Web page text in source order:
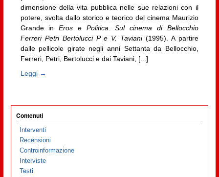
dimensione della vita pubblica nelle sue relazioni con il
potere, svolta dallo storico e teorico del cinema Maurizio
Grande in Eros e Politica.Sul cinema di Bellocchio
Ferreri Petri Bertolucci P e V. Taviani(1995). A partire
dalle pellicole girate negli anni Settanta da Bellocchio,
Ferreri, Petri, Bertolucci e dai Taviani, [...]
Leggi →
Contenuti
Interventi
Recensioni
Controinformazione
Interviste
Testi